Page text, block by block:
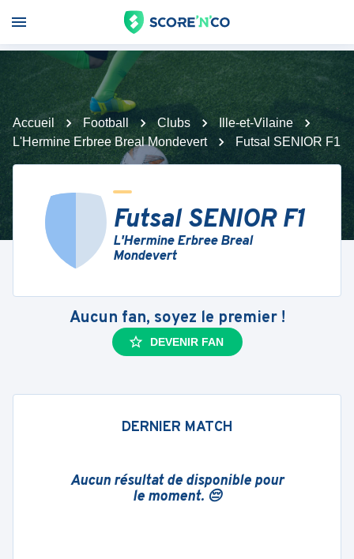
Accueil Football Clubs
Ille-et-Vilaine
L'Hermine Erbree Breal Mondevert
Futsal SENIOR F1
Futsal SENIOR F1
L'Hermine Erbree Breal
Mondevert
Aucun fan, soyez le premier !
DEVENIR FAN
DERNIER MATCH
Aucun résultat de disponible pour
le moment. 😔